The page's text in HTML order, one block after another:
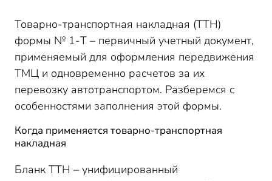
Правила заполнения ТТН
Особенности оформления формы ТТН в 2018
Товарно-транспортная накладная (ТТН)
формы № 1-Т – первичный учетный документ,
применяемый для оформления передвижения
ТМЦ и одновременно расчетов за их
перевозку автотранспортом. Разберемся с
особенностями заполнения этой формы.
Когда применяется товарно-транспортная
накладная
Бланк ТТН – унифицированный